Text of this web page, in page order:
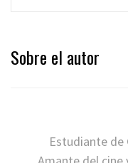
Sobre el autor
Estudiante de